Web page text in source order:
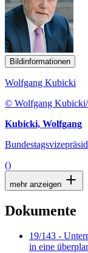
Bildinformationen
Wolfgang Kubicki
© Wolfgang
Kubicki, Wolfgang
()
mehr anzeigen
Dokumente
19/143 -
in eine